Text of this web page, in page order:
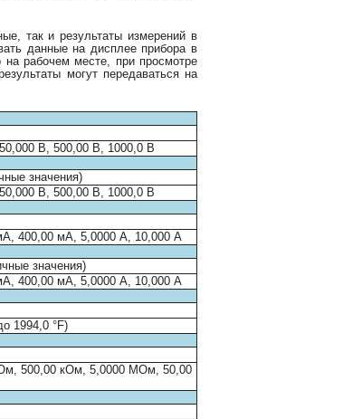
так и результаты измерений в
данные на дисплее прибора в
на рабочем месте, при просмотре
могут передаваться на
В, 500,00 В, 1000,0 В
значения)
В, 500,00 В, 1000,0 В
400,00 мА, 5,0000 А, 10,000 А
значения)
400,00 мА, 5,0000 А, 10,000 А
1994,0 °F)
500,00 кОм, 5,0000 МОм, 50,00